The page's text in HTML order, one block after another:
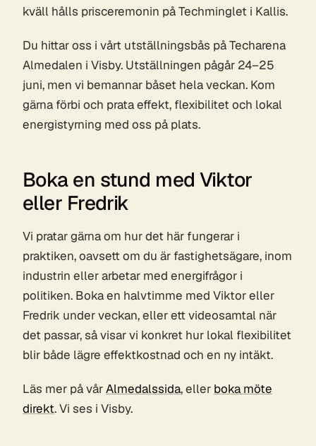
kväll hålls prisceremonin på Techminglet i Kallis.
Du hittar oss i vårt utställningsbås på Techarena
Almedalen i Visby. Utställningen pågår 24–25
juni, men vi bemannar båset hela veckan. Kom
gärna förbi och prata effekt, flexibilitet och lokal
energistyrning med oss på plats.
Boka en stund med Viktor
eller Fredrik
Vi pratar gärna om hur det här fungerar i
praktiken, oavsett om du är fastighetsägare, inom
industrin eller arbetar med energifrågor i
politiken. Boka en halvtimme med Viktor eller
Fredrik under veckan, eller ett videosamtal när
det passar, så visar vi konkret hur lokal flexibilitet
blir både lägre effektkostnad och en ny intäkt.
Läs mer på vårAlmedalssida, eller boka möte
direkt. Vi ses i Visby.